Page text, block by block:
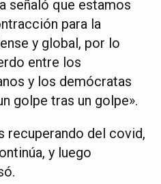
señaló que estamos
para la
y global, por lo
entre los
y los demócratas
golpe tras un golpe».
recuperando del covid,
y luego